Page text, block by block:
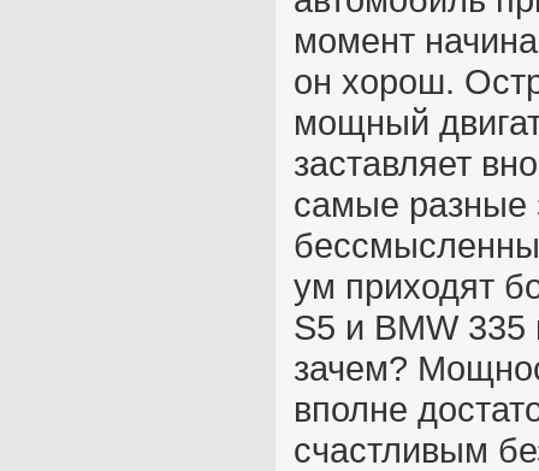
момент
он хорош.
мощный
заставляет
самые разные
ум приходят
S5 и BMW 335
зачем?
вполне
счастливым